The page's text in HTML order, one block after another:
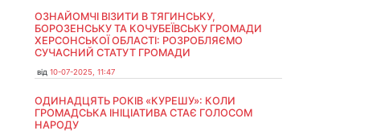
ОЗНАЙОМЧІ ВІЗИТИ В ТЯГИНСЬКУ,
БОРОЗЕНСЬКУ ТА КОЧУБЕЇВСЬКУ ГРОМАДИ
ХЕРСОНСЬКОЇ ОБЛАСТІ: РОЗРОБЛЯЄМО
СУЧАСНИЙ СТАТУТ ГРОМАДИ
від 10-07-2025, 11:47
ОДИНАДЦЯТЬ РОКІВ «КУРЕШУ»: КОЛИ
ГРОМАДСЬКА ІНІЦІАТИВА СТАЄ ГОЛОСОМ
НАРОДУ